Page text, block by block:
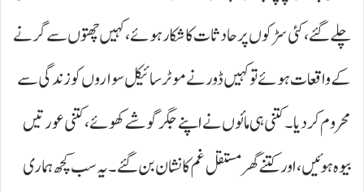
چلے گئے، کئی سڑکوں پر حادثات کا شکار ہوئے، کہیں چھتوں سے گرنے
کے واقعات ہوئے تو کہیں ڈور نے موٹر سائیکل سواروں کو زندگی سے
محروم کر دیا۔ کتنی ہی مائوں نے اپنے جگر گوشے کھوئے، کتنی عورتیں
بیوہ ہوئیں، اور کتنے گھر مستقل غم کا نشان بن گئے۔ یہ سب کچھ ہماری